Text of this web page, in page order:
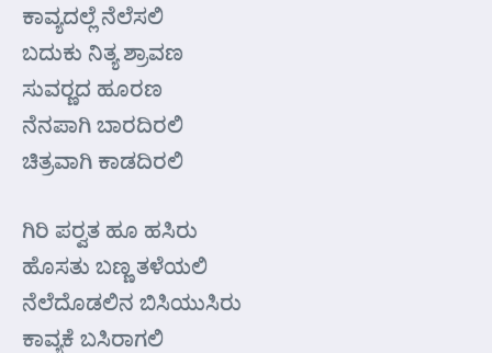
ಕಾವ್ಯದಲ್ಲೆ ನೆಲೆಸಲಿ
ಬದುಕು ನಿತ್ಯ ಶ್ರಾವಣ
ಸುವರ್‍ಣದ ಹೂರಣ
ನೆನಪಾಗಿ ಬಾರದಿರಲಿ
ಚಿತ್ರವಾಗಿ ಕಾಡದಿರಲಿ
ಗಿರಿ ಪರ್‍ವತ ಹೂ ಹಸಿರು
ಹೊಸತು ಬಣ್ಣ ತಳೆಯಲಿ
ನೆಲೆದೊಡಲಿನ ಬಿಸಿಯುಸಿರು
ಕಾವ್ಯಕೆ ಬಸಿರಾಗಲಿ